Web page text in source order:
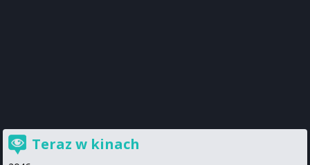
Teraz w kinach